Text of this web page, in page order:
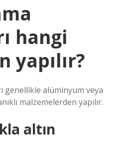
hangi
yapılır?
genellikle alüminyum veya
malzemelerden yapılır.
altın